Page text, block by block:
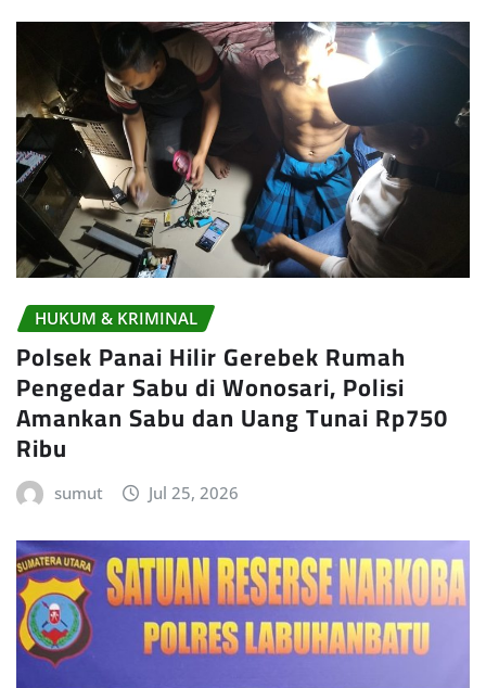
HUKUM & KRIMINAL
Polsek Panai Hilir Gerebek Rumah
Pengedar Sabu di Wonosari, Polisi
Amankan Sabu dan Uang Tunai Rp750
Ribu
sumut Jul 25, 2026